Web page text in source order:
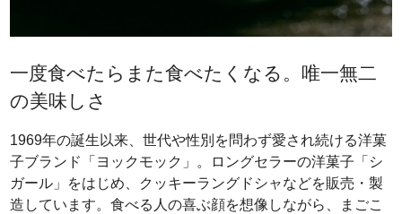
一度食べたらまた食べたくなる。唯一無二
の美味しさ
1969年の誕生以来、世代や性別を問わず愛され続ける洋菓
子ブランド「ヨックモック」。ロングセラーの洋菓子「シ
ガール」をはじめ、クッキーラングドシャなどを販売・製
造しています。食べる人の喜ぶ顔を想像しながら、まごこ